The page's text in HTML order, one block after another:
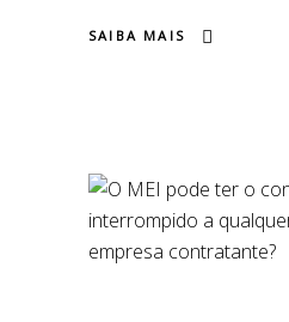
SAIBA MAIS